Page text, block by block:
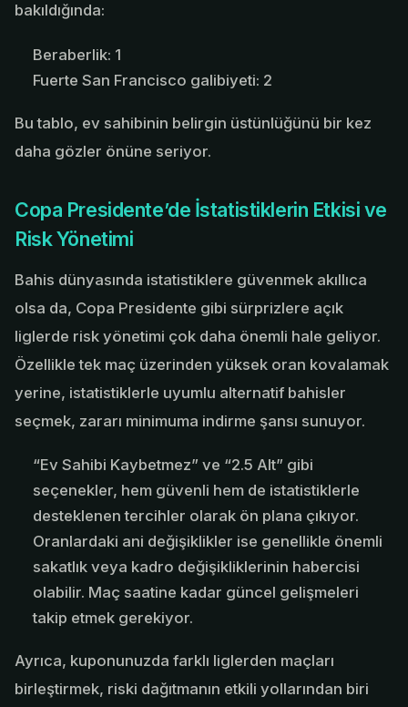
bakıldığında:
Beraberlik: 1
Fuerte San Francisco galibiyeti: 2
Bu tablo, ev sahibinin belirgin üstünlüğünü bir kez
daha gözler önüne seriyor.
Copa Presidente’de İstatistiklerin Etkisi ve
Risk Yönetimi
Bahis dünyasında istatistiklere güvenmek akıllıca
olsa da, Copa Presidente gibi sürprizlere açık
liglerde risk yönetimi çok daha önemli hale geliyor.
Özellikle tek maç üzerinden yüksek oran kovalamak
yerine, istatistiklerle uyumlu alternatif bahisler
seçmek, zararı minimuma indirme şansı sunuyor.
“Ev Sahibi Kaybetmez” ve “2.5 Alt” gibi
seçenekler, hem güvenli hem de istatistiklerle
desteklenen tercihler olarak ön plana çıkıyor.
Oranlardaki ani değişiklikler ise genellikle önemli
sakatlık veya kadro değişikliklerinin habercisi
olabilir. Maç saatine kadar güncel gelişmeleri
takip etmek gerekiyor.
Ayrıca, kuponunuzda farklı liglerden maçları
birleştirmek, riski dağıtmanın etkili yollarından biri